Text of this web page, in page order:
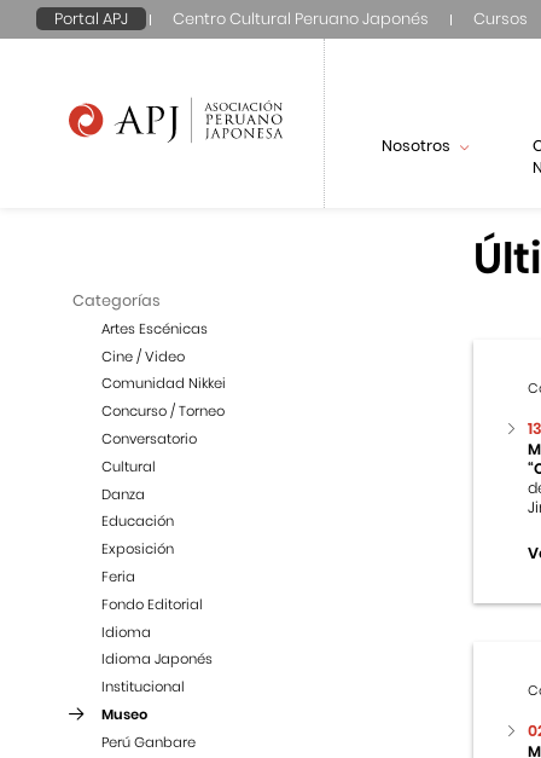
Portal APJ Centro Cultural Peruano Japonés Cursos
Nosotros
Categorías
Artes Escénicas
Cine / Video
Comunidad Nikkei
Concurso / Torneo
Conversatorio
Cultural
Danza
Educación
Exposición
Feria
Fondo Editorial
Idioma
Idioma Japonés
Institucional
Museo
Perú Ganbare